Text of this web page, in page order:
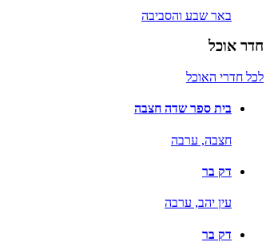
באר שבע והסביבה
חדר אוכל
לכל חדרי האוכל
בית ספר שדה חצבה
חצבה, ערבה
דק בר
עין יהב, ערבה
דק בר